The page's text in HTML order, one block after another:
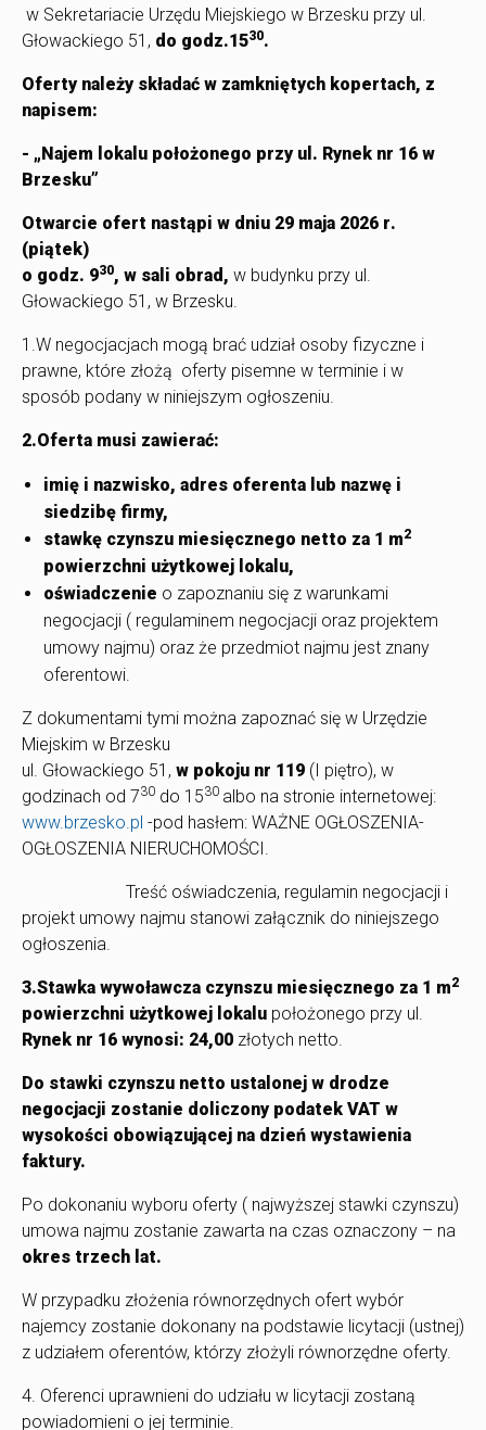
w Sekretariacie Urzędu Miejskiego w Brzesku przy ul.
Głowackiego 51, do godz.1530.
Oferty należy składać w zamkniętych kopertach, z
napisem:
- „Najem lokalu położonego przy ul. Rynek nr 16 w
Brzesku”
Otwarcie ofert nastąpi w dniu 29 maja 2026 r.
(piątek)
o godz. 930, w sali obrad, w budynku przy ul.
Głowackiego 51, w Brzesku.
1.W negocjacjach mogą brać udział osoby fizyczne i
prawne, które złożą oferty pisemne w terminie i w
sposób podany w niniejszym ogłoszeniu.
2.Oferta musi zawierać:
imię i nazwisko, adres oferenta lub nazwę i
siedzibę firmy,
stawkę czynszu miesięcznego netto za 1 m2
powierzchni użytkowej lokalu,
oświadczenie o zapoznaniu się z warunkami
negocjacji ( regulaminem negocjacji oraz projektem
umowy najmu) oraz że przedmiot najmu jest znany
oferentowi.
Z dokumentami tymi można zapoznać się w Urzędzie
Miejskim w Brzesku
ul. Głowackiego 51, w pokoju nr 119 (I piętro), w
godzinach od 730 do 1530 albo na stronie internetowej:
www.brzesko.pl -pod hasłem: WAŻNE OGŁOSZENIA-
OGŁOSZENIA NIERUCHOMOŚCI.
Treść oświadczenia, regulamin negocjacji i
projekt umowy najmu stanowi załącznik do niniejszego
ogłoszenia.
3.Stawka wywoławcza czynszu miesięcznego za 1 m2
powierzchni użytkowej lokalu położonego przy ul.
Rynek nr 16 wynosi: 24,00 złotych netto.
Do stawki czynszu netto ustalonej w drodze
negocjacji zostanie doliczony podatek VAT w
wysokości obowiązującej na dzień wystawienia
faktury.
Po dokonaniu wyboru oferty ( najwyższej stawki czynszu)
umowa najmu zostanie zawarta na czas oznaczony – na
okres trzech lat.
W przypadku złożenia równorzędnych ofert wybór
najemcy zostanie dokonany na podstawie licytacji (ustnej)
z udziałem oferentów, którzy złożyli równorzędne oferty.
4. Oferenci uprawnieni do udziału w licytacji zostaną
powiadomieni o jej terminie.